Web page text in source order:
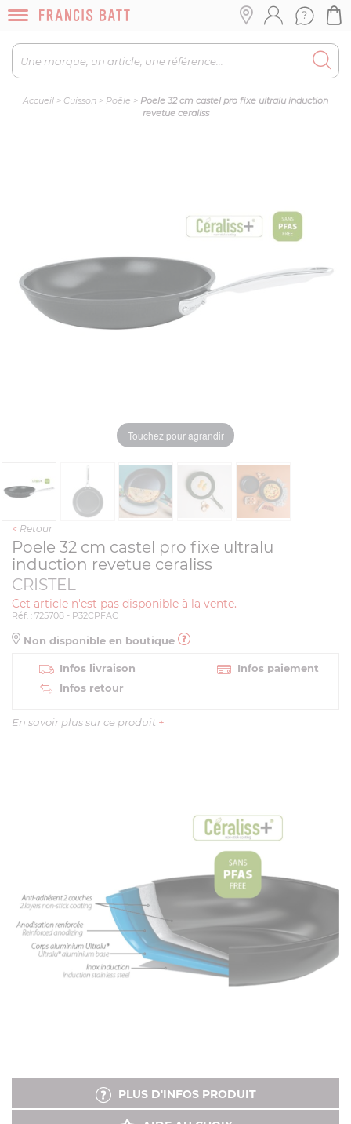
Accueil > Cuisson > Poêle > Poele 32 cm castel pro fixe ultralu induction
revetue ceraliss
Touchez pour agrandir
< Retour
Poele 32 cm castel pro fixe ultralu
induction revetue ceraliss
CRISTEL
Cet article n'est pas disponible à la vente.
Réf. : 725708 - P32CPFAC
Non disponible en boutique
Infos livraison
Infos paiement
Infos retour
En savoir plus sur ce produit +
PLUS D'INFOS PRODUIT